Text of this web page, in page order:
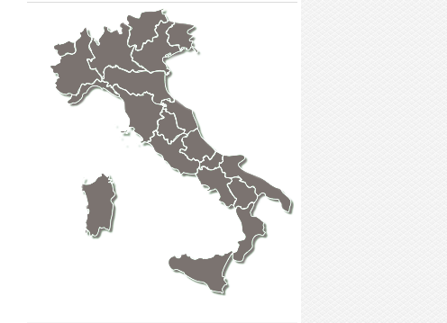
Abruzzo
Basilicata
Emilia Romagna
Friuli
Venezia
Giulia
Lombardia
Marche
Molise
Piemonte
Puglia
Trentino
Adige
Umbria
Valle
d'Aosta